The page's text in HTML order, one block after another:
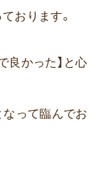
おります。
良かった】と心
なって臨んでお